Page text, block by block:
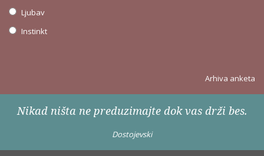
Ljubav
Instinkt
Arhiva anketa
Nikad ništa ne preduzimajte dok vas drži bes.
Dostojevski